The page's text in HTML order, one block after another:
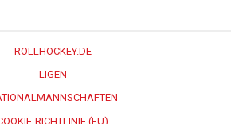
ROLLHOCKEY.DE
LIGEN
RICHTLINIE (EU)